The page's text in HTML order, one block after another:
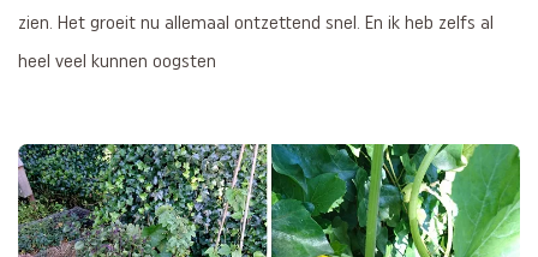
zien. Het groeit nu allemaal ontzettend snel. En ik heb zelfs al
heel veel kunnen oogsten